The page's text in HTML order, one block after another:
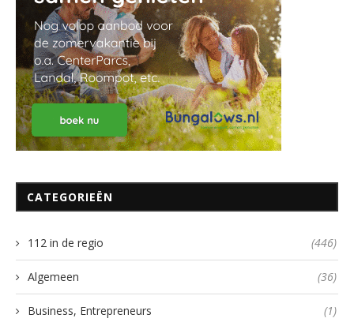
CATEGORIEËN
112 in de regio (446)
Algemeen (36)
Business, Entrepreneurs (1)